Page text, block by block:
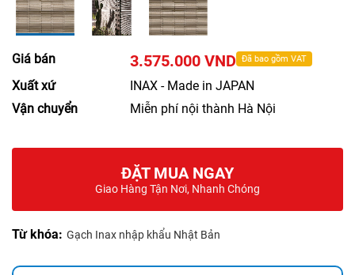
Giá bán 3.575.000 VND Đã bao gồm VAT
Xuất xứ
INAX - Made in JAPAN
Vận chuyển
Miễn phí nội thành Hà Nội
ĐẶT MUA NGAY
Giao Hàng Tận Nơi, Nhanh Chóng
Từ khóa: Gạch Inax nhập khẩu Nhật Bản